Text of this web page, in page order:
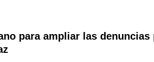
de un sastre colombiano reconocido en el mundo
para ampliar las denuncias